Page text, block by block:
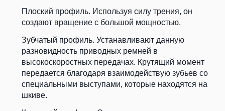
Плоский профиль. Используя силу трения, он
создают вращение с большой мощностью.
Зубчатый профиль. Устанавливают данную
разновидность приводных ремней в
высокоскоростных передачах. Крутящий момент
передается благодаря взаимодействую зубьев со
специальными выступами, которые находятся на
шкиве.